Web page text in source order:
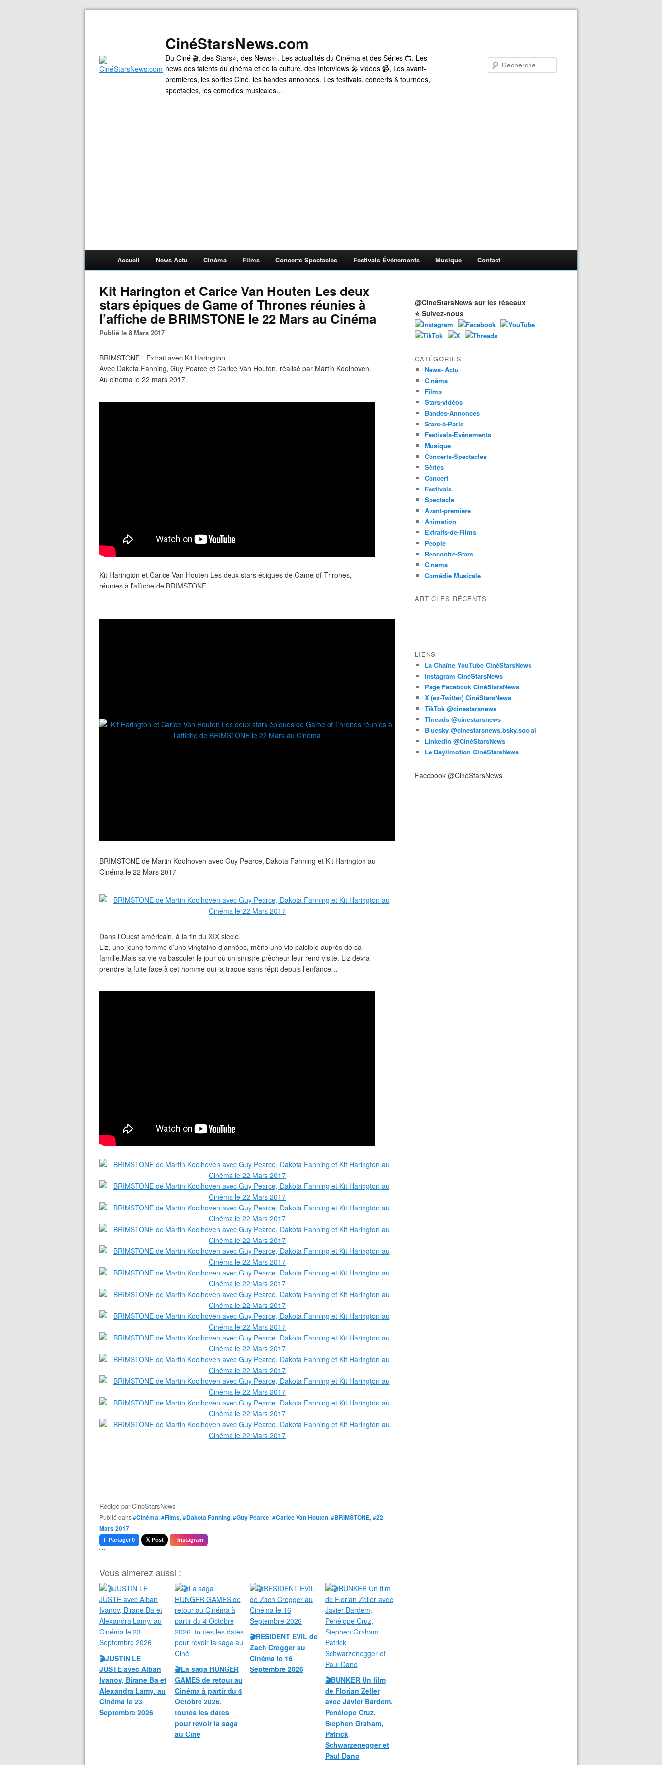
CinéStarsNews.com
Du Ciné 🎬, des Stars⭐, des News✨. Les actualités du Cinéma et des Séries 📺. Les
news des talents du cinéma et de la culture. des Interviews 🎤 vidéos 📹, Les avant-
premières, les sorties Ciné, les bandes annonces. Les festivals, concerts & tournées,
spectacles, les comédies musicales…
Accueil News Actu Cinéma Films Concerts Spectacles Festivals Événements Musique Contact
Kit Harington et Carice Van Houten Les deux
stars épiques de Game of Thrones réunies à
l’affiche de BRIMSTONE le 22 Mars au Cinéma
Publié le 8 Mars 2017
BRIMSTONE - Extrait avec Kit Harington
Avec Dakota Fanning, Guy Pearce et Carice Van Houten, réalisé par Martin Koolhoven.
Au cinéma le 22 mars 2017.
Kit Harington et Carice Van Houten Les deux stars épiques de Game of Thrones,
réunies à l’affiche de BRIMSTONE.
BRIMSTONE de Martin Koolhoven avec Guy Pearce, Dakota Fanning et Kit Harington au
Cinéma le 22 Mars 2017
Dans l’Ouest américain, à la fin du XIX siècle.
Liz, une jeune femme d’une vingtaine d’années, mène une vie paisible auprès de sa
famille.Mais sa vie va basculer le jour où un sinistre prêcheur leur rend visite. Liz devra
prendre la fuite face à cet homme qui la traque sans répit depuis l’enfance…
Rédigé parCineStarsNews
Publié dans#Cinéma, #Films, #Dakota Fanning, #Guy Pearce, #Carice Van Houten, #BRIMSTONE, #22
Mars 2017
f Partager 0 𝕏 Post Instagram
```
Vous aimerez aussi :
🎬JUSTIN LE
JUSTE avec Alban
Ivanov, Birane Ba et
Alexandra Lamy. au
Cinéma le 23
Septembre 2026
🎬La saga HUNGER
GAMES de retour au
Cinéma à partir du 4
Octobre 2026,
toutes les dates
pour revoir la saga
au Ciné
🎬RESIDENT EVIL de
Zach Cregger au
Cinéma le 16
Septembre 2026
🎬BUNKER Un film
de Florian Zeller
avec Javier Bardem,
Penélope Cruz,
Stephen Graham,
Patrick
Schwarzenegger et
Paul Dano
@CineStarsNews sur les réseaux
⭐ Suivez-nous
CATÉGORIES
News- Actu
Cinéma
Films
Stars-vidéos
Bandes-Annonces
Stars-à-Paris
Festivals-Evénements
Musique
Concerts-Spectacles
Séries
Concert
Festivals
Spectacle
Avant-première
Animation
Extraits-de-Films
People
Rencontre-Stars
Cinema
Comédie Musicale
ARTICLES RÉCENTS
LIENS
La Chaîne YouTube CinéStarsNews
Instagram CinéStarsNews
Page Facebook CinéStarsNews
X (ex-Twitter) CinéStarsNews
TikTok @cinestarsnews
Threads @cinestarsnews
Bluesky @cinestarsnews.bsky.social‬
LinkedIn @CinéStarsNews
Le Daylimotion CinéStarsNews
Facebook @CinéStarsNews